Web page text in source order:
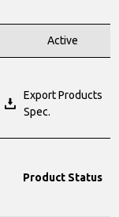
Active
Export Products
Spec.
Product Status